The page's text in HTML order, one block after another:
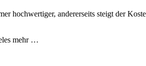
hochwertiger, andererseits steigt der
mehr …